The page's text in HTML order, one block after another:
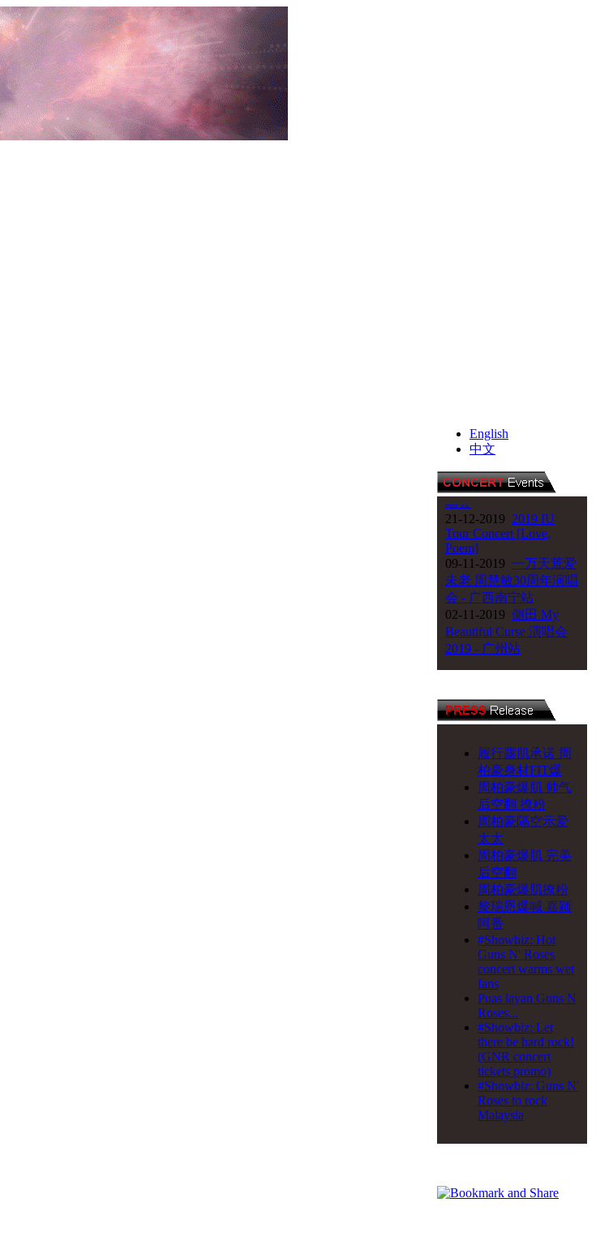
English
中文
希》馬來西亞演唱會
11-01-2020
唱会
21-12-2019 2019 IU
Tour Concert [Love,
Poem]
09-11-2019
未老 周慧敏30周年演唱
会 - 广西南宁站
02-11-2019 侧田 My
Beautiful Curse 演唱会
2019 - 广州站
18-10-2019 侧田 My
06-09-2019 王力宏《唯
一》音乐会
Beautiful Curse 演唱会
2019 - 中山站
27-07-2019 一萬天荒愛
未老 周慧敏30週年演唱
29-06-2019
未老 周慧敏30周年演唱
会 - 广州站
履行露肌承诺 周
柏豪身材FIT爆
周柏豪爆肌 帅气
后空翻 撩粉
周柏豪隔空示爱
太太
周柏豪爆肌 完美
后空翻
周柏豪爆肌撩粉
黎瑞恩爆喊 嘉颖
呵番
#Showbiz: Hot
Guns N' Roses
concert warms wet
fans
Puas layan Guns N
Roses...
#Showbiz: Let
there be hard rock!
(GNR concert
tickets promo)
#Showbiz: Guns N'
Roses to rock
Malaysia